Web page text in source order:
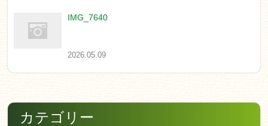
IMG_7640
2026.05.09
カテゴリー